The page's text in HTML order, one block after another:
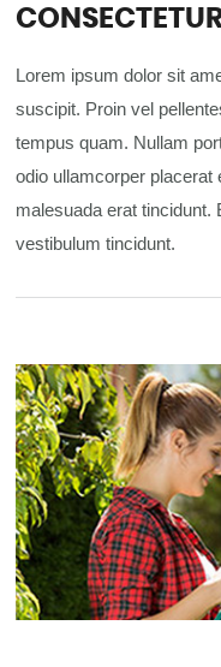
Lorem ipsum dolor sit
suscipit. Proin vel
tempus quam. Nullam
odio ullamcorper
malesuada erat
vestibulum tincidunt.